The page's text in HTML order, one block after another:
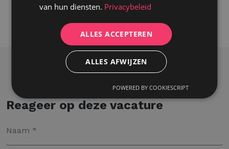
Reageer op deze vacature
van hun diensten. Privacybeleid
ALLES ACCEPTEREN
ALLES AFWIJZEN
POWERED BY COOKIESCRIPT